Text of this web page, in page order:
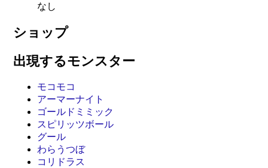
なし
ショップ
出現するモンスター
モコモコ
アーマーナイト
ゴールドミミック
スピリッツボール
グール
わらうつぼ
コリドラス